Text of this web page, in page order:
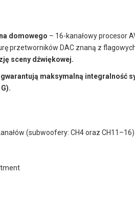
domowego – 16-kanałowy procesor
przetworników DAC znaną z
sceny dźwiękowej.
gwarantują maksymalną integralność
(subwoofery: CH4 oraz CH11–16)